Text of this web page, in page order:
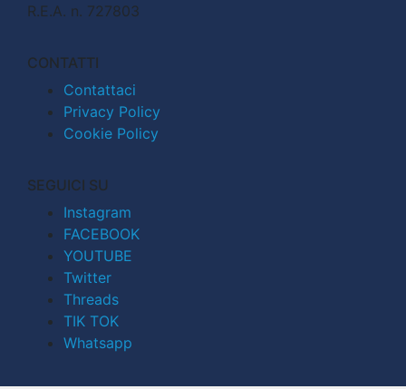
R.E.A. n. 727803
CONTATTI
Contattaci
Privacy Policy
Cookie Policy
SEGUICI SU
Instagram
FACEBOOK
YOUTUBE
Twitter
Threads
TIK TOK
Whatsapp